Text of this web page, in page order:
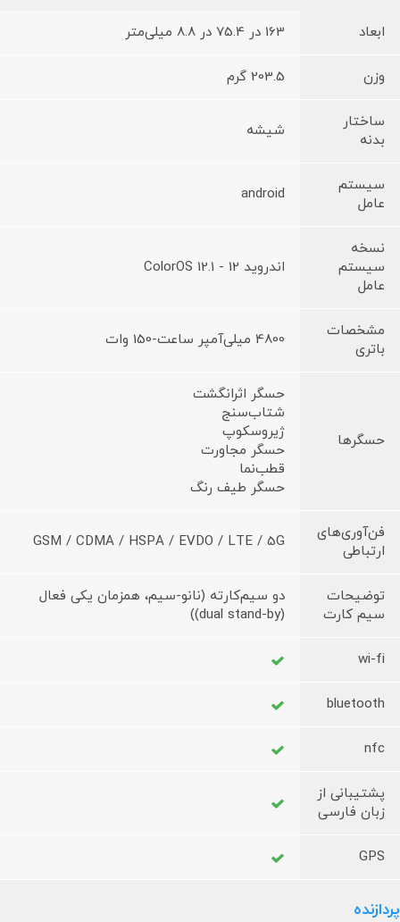
ابعاد 163 در 75.4 در 8.8 میلی‌متر
وزن 203.5 گرم
ساختار
بدنه
شیشه
سیستم
عامل
android
نسخه
سیستم
عامل
اندروید 12 - ColorOS 12.1
مشخصات
باتری
4800 میلی‌آمپر ساعت-150 وات
حسگرها
حسگر اثرانگشت
شتاب‌سنج
ژیروسکوپ
حسگر مجاورت
قطب‌نما
حسگر طیف رنگ
فن‌آوری‌های
ارتباطی
GSM / CDMA / HSPA / EVDO / LTE / 5G
توضیحات
سیم کارت
دو سیم‌کارته (نانو-سیم، همزمان یکی فعال
(dual stand-by))
wi-fi
bluetooth
nfc
پشتیبانی از
زبان فارسی
GPS
پردازنده